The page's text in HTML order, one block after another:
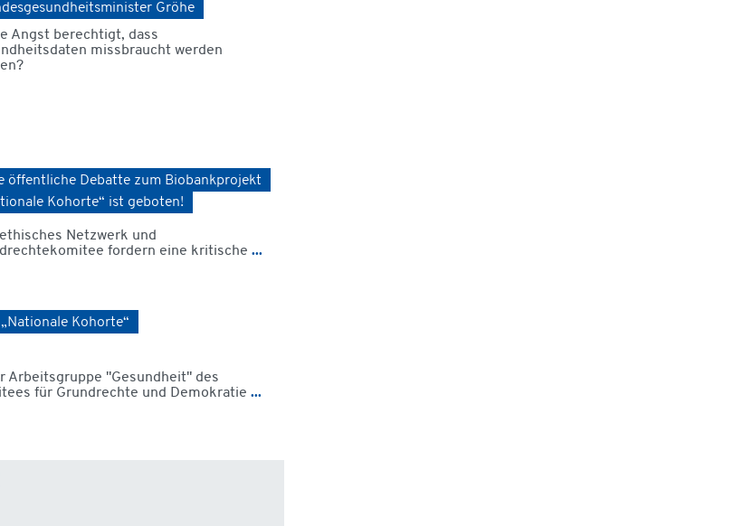
Gröhe
Angst berechtigt, dass
missbraucht werden
öffentliche Debatte zum Biobankprojekt
Kohorte“ ist geboten!
Netzwerk und
fordern eine kritische ...
„Nationale Kohorte“
Arbeitsgruppe "Gesundheit" des
für Grundrechte und Demokratie ...